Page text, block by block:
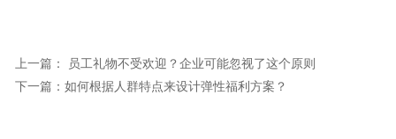
家浏览，或不应无偿使用，请及时用电子邮件或电话通知我
们，关爱通会及时采取合理措施，避免给双方造成不必要的经
上一篇： 员工礼物不受欢迎？企业可能忽视了这个原则
下一篇：如何根据人群特点来设计弹性福利方案？